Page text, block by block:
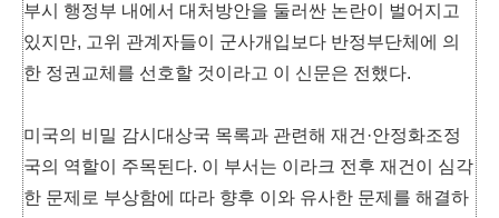
부시 행정부 내에서 대처방안을 둘러싼 논란이 벌어지고
있지만, 고위 관계자들이 군사개입보다 반정부단체에 의
한 정권교체를 선호할 것이라고 이 신문은 전했다.
미국의 비밀 감시대상국 목록과 관련해 재건·안정화조정
국의 역할이 주목된다. 이 부서는 이라크 전후 재건이 심각
한 문제로 부상함에 따라 향후 이와 유사한 문제를 해결하